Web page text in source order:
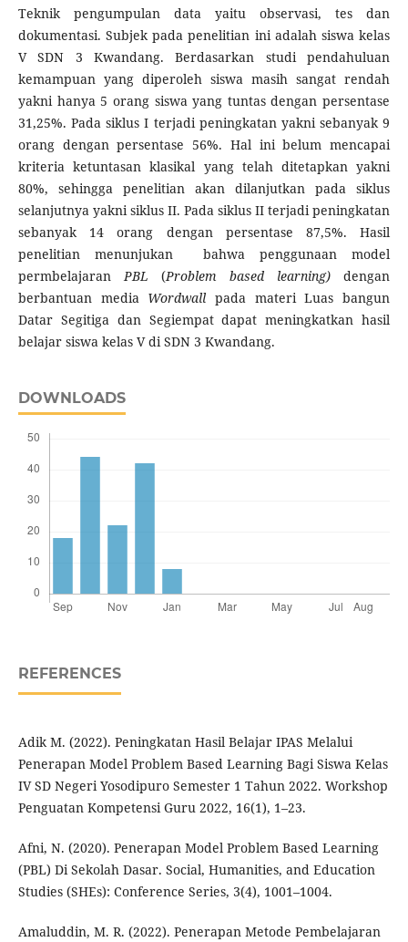
Teknik pengumpulan data yaitu observasi, tes dan
dokumentasi. Subjek pada penelitian ini adalah siswa kelas
V SDN 3 Kwandang. Berdasarkan studi pendahuluan
kemampuan yang diperoleh siswa masih sangat rendah
yakni hanya 5 orang siswa yang tuntas dengan persentase
31,25%. Pada siklus I terjadi peningkatan yakni sebanyak 9
orang dengan persentase 56%. Hal ini belum mencapai
kriteria ketuntasan klasikal yang telah ditetapkan yakni
80%, sehingga penelitian akan dilanjutkan pada siklus
selanjutnya yakni siklus II. Pada siklus II terjadi peningkatan
sebanyak 14 orang dengan persentase 87,5%. Hasil
penelitian menunjukan bahwa penggunaan model
permbelajaranPBL (Problem based learning) dengan
berbantuan media Wordwall pada materi Luas bangun
Datar Segitiga dan Segiempat dapat meningkatkan hasil
belajar siswa kelas V di SDN 3 Kwandang.
DOWNLOADS
REFERENCES
Adik M. (2022). Peningkatan Hasil Belajar IPAS Melalui
Penerapan Model Problem Based Learning Bagi Siswa Kelas
IV SD Negeri Yosodipuro Semester 1 Tahun 2022. Workshop
Penguatan Kompetensi Guru 2022, 16(1), 1–23.
Afni, N. (2020). Penerapan Model Problem Based Learning
(PBL) Di Sekolah Dasar. Social, Humanities, and Education
Studies (SHEs): Conference Series, 3(4), 1001–1004.
Amaluddin, M. R. (2022). Penerapan Metode Pembelajaran